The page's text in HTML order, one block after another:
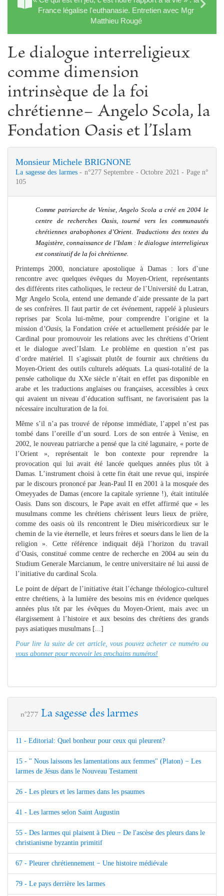
France légalise l'euthanasie. Entretien avec Mgr
Matthieu Rougé
Le dialogue interreligieux
comme dimension
intrinsèque de la foi
chrétienne− Angelo Scola, la
Fondation Oasis et l’Islam
Monsieur Michele BRIGNONE
La sagesse des larmes - n°277 Septembre - Octobre 2021 - Page n°
105
Comme patriarche de Venise, Angelo Scola a créé en 2004 le
centre de recherches Oasis, tourné vers les communautés
chrétiennes arabophones d’Orient. Traductions des textes du
Magistère, connaissance de l’Islam : le dialogue interreligieux
est constitutif de la foi chrétienne.
Printemps 2000, nonciature apostolique à Damas : lors d’une
rencontre avec quelques évêques du Moyen-Orient, représentants
des différents rites catholiques, le recteur de l’Université du Latran,
Mgr Angelo Scola, entend une demande d’aide pressante de la part
de ses confrères. Il faut partir de cet événement, rappelé à plusieurs
reprises par Scola lui-même, pour comprendre l’origine et la
mission d ’Oasis , la Fondation créée et actuellement présidée par le
Cardinal pour promouvoir les relations avec les chrétiens d’Orient
et le dialogue avecl’Islam. Le problème en question n’est pas
d’ordre matériel. Il s’agissait plutôt de fournir aux chrétiens du
Moyen-Orient des outils culturels adéquats. La quasi-totalité de la
pensée catholique du XXe siècle n’était en effet pas disponible en
arabe et les traductions anglaises ou françaises, accessibles à ceux
qui avaient un niveau d’éducation suffisant, ne favorisaient pas la
nécessaire inculturation de la foi.
Même s’il n’a pas trouvé de réponse immédiate, l’appel n’est pas
tombé dans l’oreille d’un sourd. Lors de son entrée à Venise, en
2002, le nouveau patriarche a pensé que la cité lagunaire, « porte de
l’Orient », représentait le bon contexte pour reprendre la
provocation qui lui avait été lancée quelques années plus tôt à
Damas. L’instrument choisi à cette fin était une revue qui, inspirée
par le discours prononcé par Jean-Paul II en 2001 à la mosquée des
Omeyyades de Damas (encore la capitale syrienne !), était intitulée
Oasis. Dans son discours, le Pape avait en effet affirmé que « les
musulmans comme les chrétiens chérissent leurs lieux de prière,
comme des oasis où ils rencontrent le Dieu miséricordieux sur le
chemin de la vie éternelle, et leurs frères et soeurs dans le lien de la
religion ». Cette référence indiquait déjà l’horizon du travail
d’Oasis, constitué comme centre de recherche en 2004 au sein du
Studium Generale Marcianum, le centre universitaire né lui aussi de
l’initiative du cardinal Scola.
Le point de départ de l’initiative était l’échange théologico-culturel
entre chrétiens, à la lumière des besoins mis en évidence quelques
années plus tôt par les évêques du Moyen-Orient, mais avec un
élargissement à l’histoire et aux besoins des chrétiens des grands
pays asiatiques musulmans [...]
Pour lire la suite de cet article, vous pouvez acheter ce numéro ou
vous abonner pour recevoir les prochains numéros!
n°277 La sagesse des larmes
11 - Editorial: Quel bonheur pour ceux qui pleurent?
15 - " Nous laissons les lamentations aux femmes" (Platon) − Les
larmes de Jésus dans le Nouveau Testament
26 - Les pleurs et les larmes dans les psaumes
41 - Les larmes selon Saint Augustin
55 - Des larmes qui plaisent à Dieu − De l'ascèse des pleurs dans le
christianisme byzantin primitif
67 - Pleurer chrétiennement − Une histoire médiévale
79 - Le pays derrière les larmes